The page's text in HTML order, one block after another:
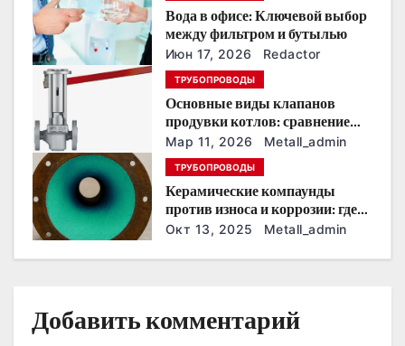
п
о
а
п
и
с
м
Вода в офисе: Ключевой выбор
между фильтром и бутылью
Июн 17, 2026 Redactor
ТРУБОПРОВОДЫ
Основные виды клапанов
продувки котлов: сравнение
устройств и характеристик
Мар 11, 2026 Metall_admin
ТРУБОПРОВОДЫ
Керамические компаунды
против износа и коррозии: где
они работают эффективнее
Окт 13, 2025 Metall_admin
Добавить комментарий